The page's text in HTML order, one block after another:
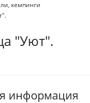
кемпинги
"Уют".
информация